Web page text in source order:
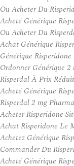
Ou Acheter Du
Acheté Générique
Ou Acheter Du
Achat Générique
Générique
Ordonner Générique 2
Risperdal À Prix Réduit
Acheté Générique
Risperdal 2 mg
Acheter Risperidone
Achat Risperidone Le
Achetez Générique
Commander Du
Acheté Générique